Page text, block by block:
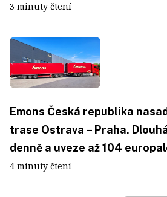
3 minuty čtení
Emons Česká republika
trase Ostrava – Praha.
denně a uveze až 104
4 minuty čtení